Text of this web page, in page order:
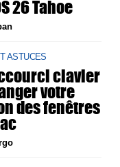
26 Tahoe
ASTUCES
clavier
votre
des fenêtres